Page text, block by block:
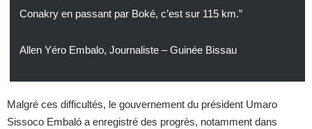
Conakry en passant par Boké, c’est sur 115 km.”
Allen Yéro Embalo, Journaliste – Guinée Bissau
Malgré ces difficultés, le gouvernement du président Umaro
Sissoco Embaló a enregistré des progrès, notamment dans